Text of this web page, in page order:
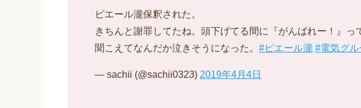
ピエール瀧保釈された。
きちんと謝罪してたね。頭下げてる間に『がんばれー！』っ
聞こえてなんだか泣きそうになった。 #ピエール瀧 #電気グ
— sachii (@sachii0323) 2019年4月4日